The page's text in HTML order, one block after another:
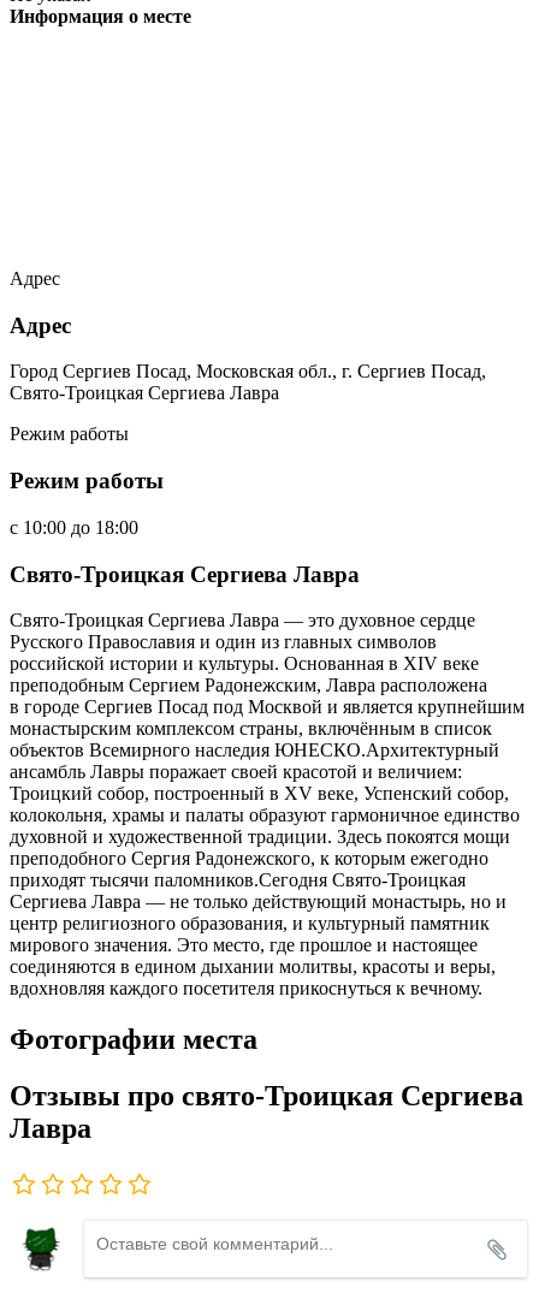
Информация о месте
Адрес
Адрес
Город Сергиев Посад, Московская обл., г. Сергиев Посад,
Свято-Троицкая Сергиева Лавра
Режим работы
Режим работы
c 10:00 до 18:00
Свято-Троицкая Сергиева Лавра
Свято-Троицкая Сергиева Лавра — это духовное сердце
Русского Православия и один из главных символов
российской истории и культуры. Основанная в XIV веке
преподобным Сергием Радонежским, Лавра расположена
в городе Сергиев Посад под Москвой и является крупнейшим
монастырским комплексом страны, включённым в список
объектов Всемирного наследия ЮНЕСКО.Архитектурный
ансамбль Лавры поражает своей красотой и величием:
Троицкий собор, построенный в XV веке, Успенский собор,
колокольня, храмы и палаты образуют гармоничное единство
духовной и художественной традиции. Здесь покоятся мощи
преподобного Сергия Радонежского, к которым ежегодно
приходят тысячи паломников.Сегодня Свято-Троицкая
Сергиева Лавра — не только действующий монастырь, но и
центр религиозного образования, и культурный памятник
мирового значения. Это место, где прошлое и настоящее
соединяются в едином дыхании молитвы, красоты и веры,
вдохновляя каждого посетителя прикоснуться к вечному.
Фотографии места
Отзывы про свято-Троицкая Сергиева
Лавра